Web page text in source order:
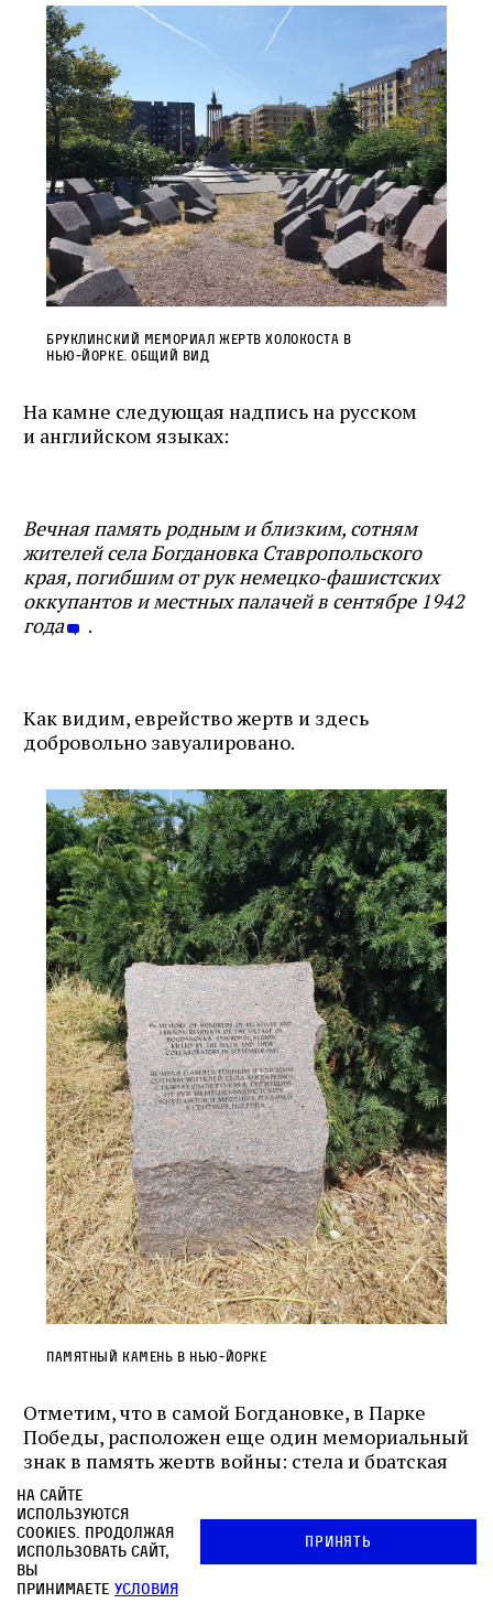
Бруклинский мемориал жертв Холокоста в
Нью‑Йорке. Общий вид
На камне следующая надпись на русском
и английском языках:
Вечная память родным и близким, сотням
жителей села Богдановка Ставропольского
края, погибшим от рук немецко‑фашистских
оккупантов и местных палачей в сентябре 1942
года
.
Как видим, еврейство жертв и здесь
добровольно завуалировано.
Памятный камень в Нью‑Йорке
Отметим, что в самой Богдановке, в Парке
Победы, расположен еще один мемориальный
знак в память жертв войны: стела и братская
могила красноармейцев, погибших в боях
с немецко‑фашистскими захватчиками.
На памятнике — фамилии земляков,
не вернувшихся с фронта.
На сайте
используются
cookies. Продолжая
использовать сайт,
вы
принимаете условия
Принять